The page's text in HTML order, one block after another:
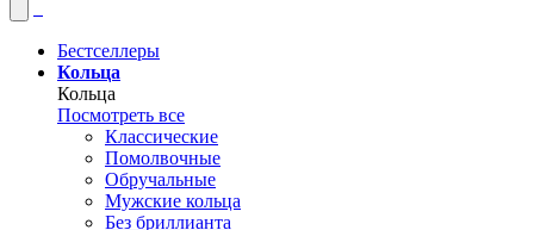
Бестселлеры
Кольца
Кольца
Посмотреть все
Классические
Помолвочные
Обручальные
Мужские кольца
Без бриллианта